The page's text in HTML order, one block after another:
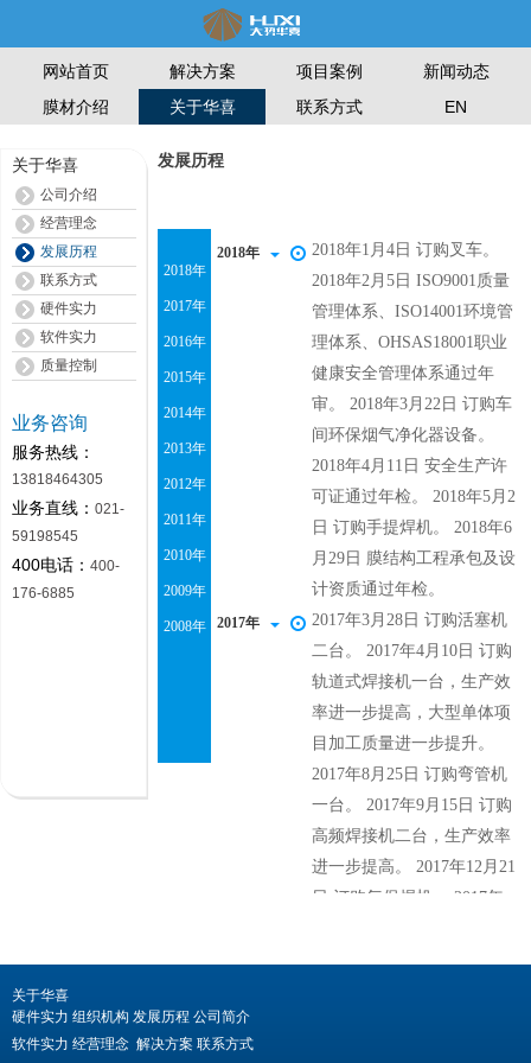
网站首页 解决方案 项目案例
新闻动态
膜材介绍
关于华喜 联系方式 EN
关于华喜
公司介绍
经营理念
发展历程
联系方式
硬件实力
软件实力
质量控制
业务咨询
服务热线：
13818464305
业务直线： 021-
59198545
400电话： 400-
176-6885
发展历程
关于华喜
硬件实力 组织机构 发展历程 公司简介
软件实力 经营理念 解决方案 联系方式